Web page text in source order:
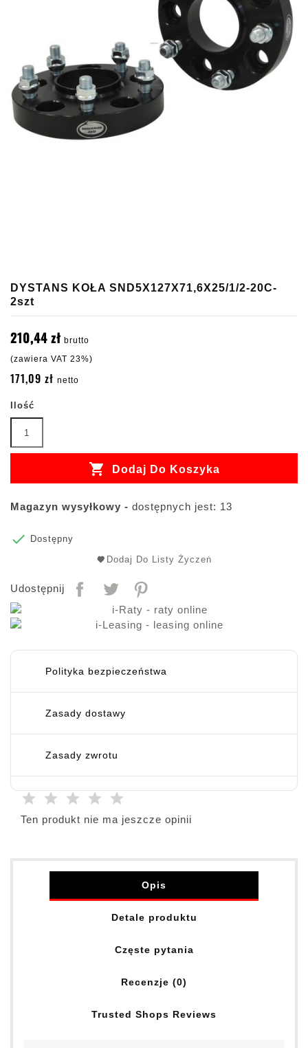
DYSTANS KOŁA SND5X127X71,6X25/1/2-20C-
2szt
210,44 zł brutto
(zawiera VAT 23%)
171,09 zł netto
Ilość
 Dodaj Do Koszyka
Magazyn wysyłkowy - dostępnych jest: 13

Dostępny
Dodaj Do Listy Życzeń
Udostępnij
Polityka bezpieczeństwa
Zasady dostawy
Zasady zwrotu
Ten produkt nie ma jeszcze opinii
Opis
Detale produktu
Częste pytania
Recenzje (0)
Trusted Shops Reviews